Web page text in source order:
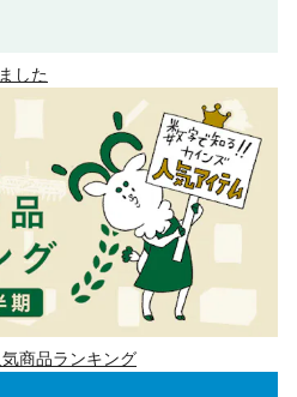
した
商品ランキング